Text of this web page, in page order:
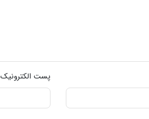
پست الکترونیک